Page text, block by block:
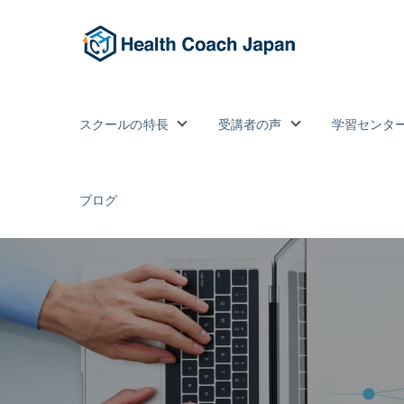
スクールの特長 Show submenu for スクールの特
受講者の声 Show submenu
学習センタ
ブログ